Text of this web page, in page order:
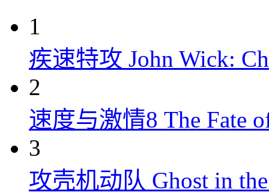
1
疾速特攻 John Wick:
2
速度与激情8 The Fate
3
攻壳机动队 Ghost in